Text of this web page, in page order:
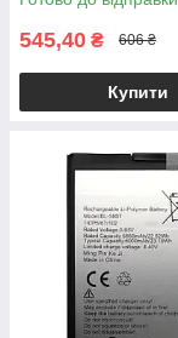
545,40 ₴ 606 ₴
Купити